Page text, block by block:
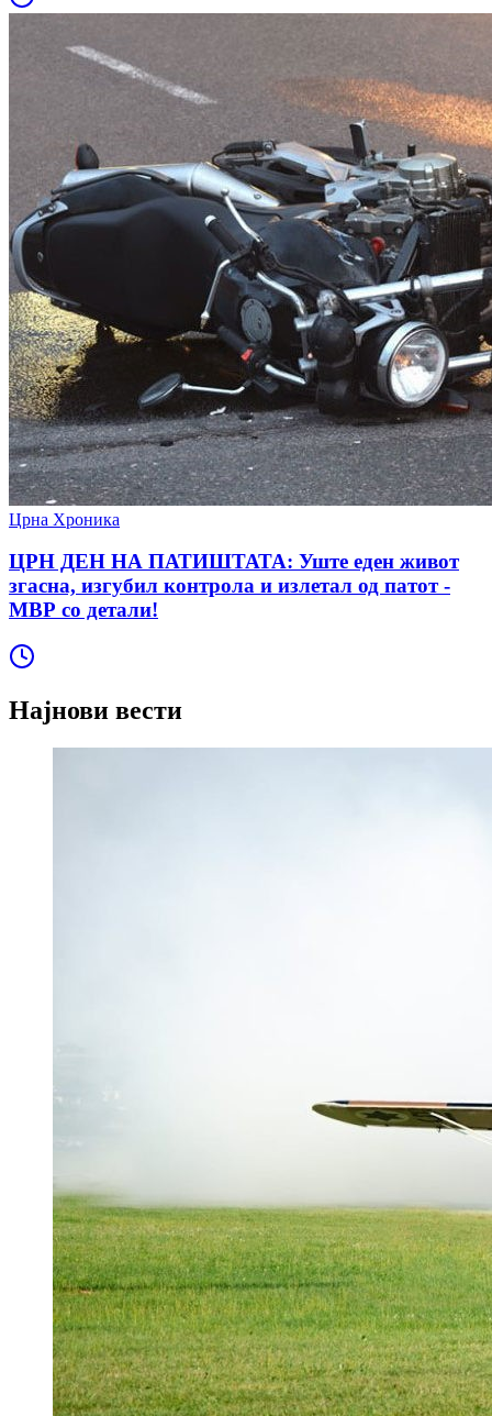
Црна Хроника
ЦРН ДЕН НА ПАТИШТАТА: Уште еден живот
згасна, изгубил контрола и излетал од патот -
МВР со детали!
Најнови вести